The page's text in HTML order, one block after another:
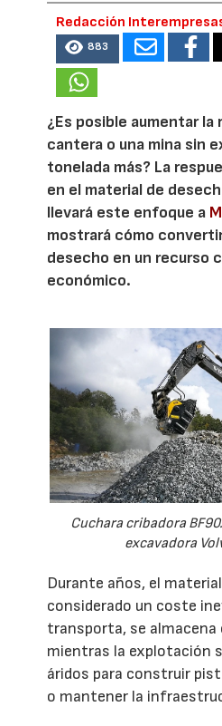
Redacción
883
¿Es posible aumentar la
cantera o una mina sin
tonelada más? La
en el material de
llevará este enfoque a
mostrará cómo
desecho en un recurso
económico.
Cuchara cribadora
excavadora
Durante años, el
considerado un coste
transporta, se almacena
mientras la explotación
áridos para construir
o mantener la